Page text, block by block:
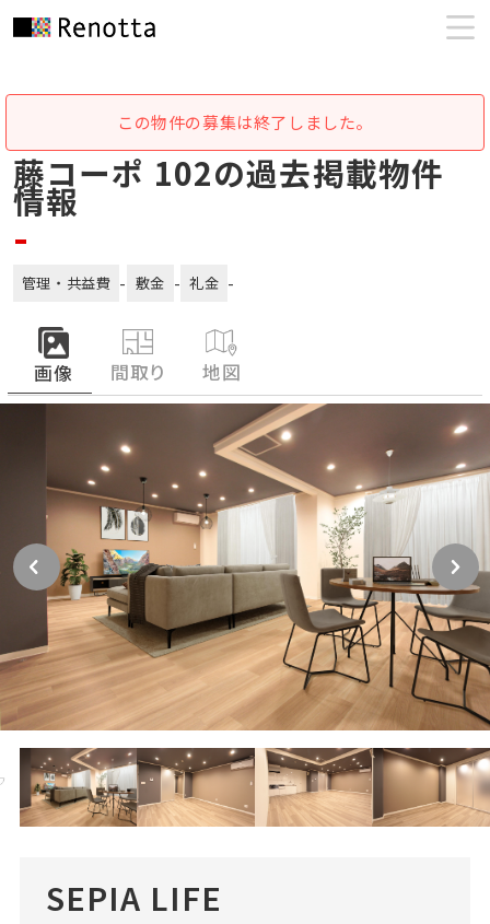
この物件の募集は終了しました。
藤コーポ 102の過去掲載物件
情報
-
管理・共益費 - 敷金 - 礼金 -
画像 間取り 地図
SEPIA LIFE